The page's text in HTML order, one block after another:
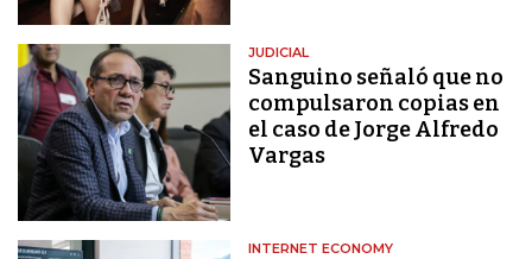
JUDICIAL
Sanguino señaló que no
compulsaron copias en
el caso de Jorge Alfredo
Vargas
INTERNET ECONOMY